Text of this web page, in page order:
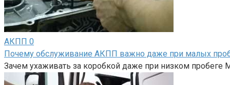
АКПП 0
Почему обслуживание АКПП важно даже при малых
Зачем ухаживать за коробкой даже при низком пробеге